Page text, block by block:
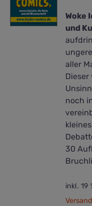
Woke
und
aller
noch
30
inkl. 19